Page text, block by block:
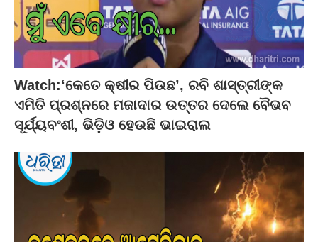
Watch:‘କେତେ କ୍ଷୀର ପିଉଛ’, ରବି ଶାସ୍ତ୍ରୀଙ୍କ
ଏମିତି ପ୍ରଶ୍ନରେ ମଜାଦାର ଉତ୍ତର ଦେଲେ ବୈଭବ
ସୂର୍ଯ୍ୟବଂଶୀ, ଭିଡ଼ିଓ ହେଉଛି ଭାଇରାଲ